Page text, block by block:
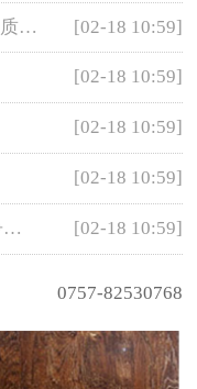
布兰顿大理石瓷砖用轻奢诠释品质生活 [02-18 10:59]
[02-18 10:59]
[02-18 10:59]
[02-18 10:59]
既是终点亦是起点|第七届牛商争霸赛终段总结表彰大会圆满落下帷幕 [02-18 10:59]
0757-82530768